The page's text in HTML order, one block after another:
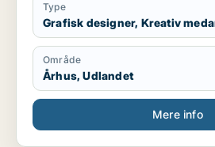
Type
Grafisk designer, Kreativ
Område
Århus, Udlandet
Mere info